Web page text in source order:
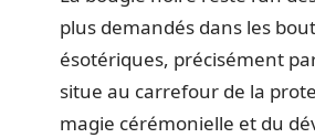
plus demandés dans les
ésotériques, précisément
situe au carrefour de la
magie cérémonielle et du